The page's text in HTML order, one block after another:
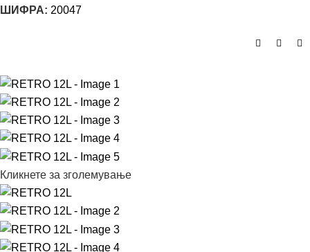
ШИФРА: 20047
Кликнете за зголемување